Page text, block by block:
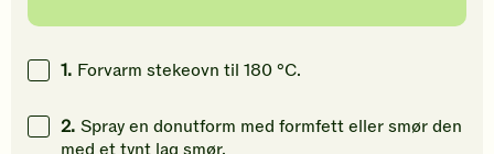
1. Forvarm stekeovn til 180 °C.
2. Spray en donutform med formfett eller smør den